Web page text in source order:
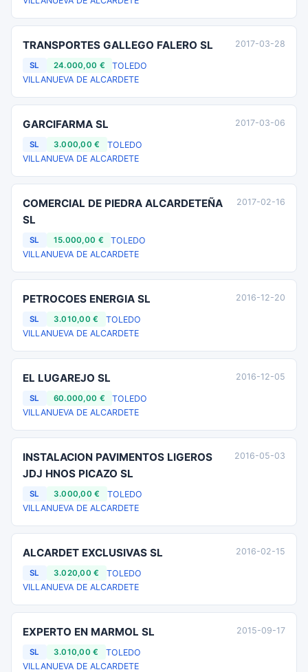
TRANSPORTES GALLEGO FALERO SL
SL 24.000,00 €
TOLEDO
VILLANUEVA DE ALCARDETE
2017-03-28
GARCIFARMA SL
SL 3.000,00 €
TOLEDO
VILLANUEVA DE ALCARDETE
2017-03-06
COMERCIAL DE PIEDRA ALCARDETEÑA
SL
SL 15.000,00 €
TOLEDO
VILLANUEVA DE ALCARDETE
2017-02-16
PETROCOES ENERGIA SL
SL 3.010,00 €
TOLEDO
VILLANUEVA DE ALCARDETE
2016-12-20
EL LUGAREJO SL
SL 60.000,00 €
TOLEDO
VILLANUEVA DE ALCARDETE
2016-12-05
INSTALACION PAVIMENTOS LIGEROS
JDJ HNOS PICAZO SL
SL 3.000,00 €
TOLEDO
VILLANUEVA DE ALCARDETE
2016-05-03
ALCARDET EXCLUSIVAS SL
SL 3.020,00 €
TOLEDO
VILLANUEVA DE ALCARDETE
2016-02-15
EXPERTO EN MARMOL SL
SL 3.010,00 €
TOLEDO
VILLANUEVA DE ALCARDETE
2015-09-17